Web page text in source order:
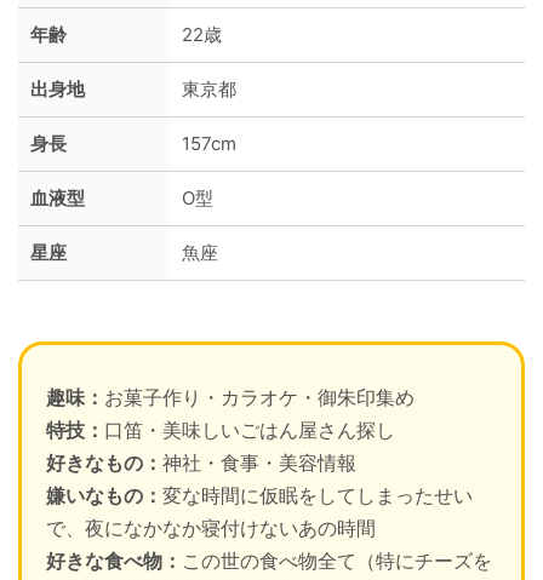
年齢 22歳
出身地 東京都
身長 157cm
血液型 O型
星座 魚座
趣味： お菓子作り・カラオケ・御朱印集め
特技： 口笛・美味しいごはん屋さん探し
好きなもの： 神社・食事・美容情報
嫌いなもの： 変な時間に仮眠をしてしまったせい
で、夜になかなか寝付けないあの時間
好きな食べ物： この世の食べ物全て（特にチーズを